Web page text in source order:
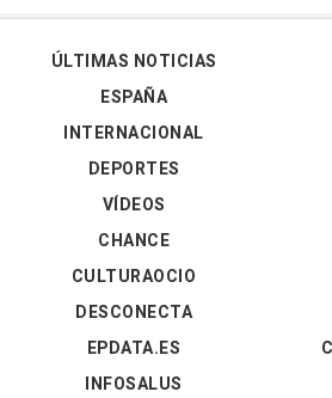
ÚLTIMAS NOTICIAS
ESPAÑA
INTERNACIONAL
DEPORTES
VÍDEOS
CHANCE
CULTURAOCIO
DESCONECTA
EPDATA.ES
INFOSALUS